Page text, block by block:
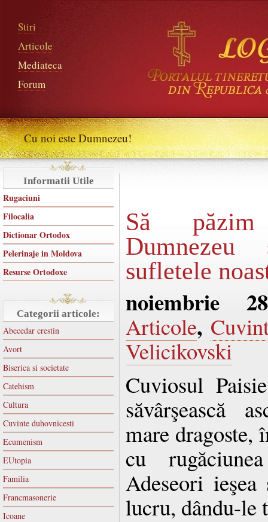
Stiri
Articole
Mediateca
Forum
Cu noi este Dumnezeu!
Informatii Utile
Rugaciuni
Filocalia
Dictionar Ortodox
Pelerinaje in Moldova
Resurse Ortodoxe
Categorii articole:
Abecedar crestin
Avort
Biserica si societate
Catehism
Cultura
Cuvinte duhovnicesti
Ecumenism
EUtopia
Familia
Francmasonerie
Icoane
Să
sufletele
noiembrie
Articole,
Velicikovski
Cuviosul
săvârşească
mare dragoste,
cu
Adeseori
lucru, dându-le